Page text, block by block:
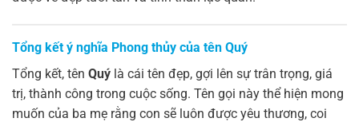
Tổng kết ý nghĩa Phong thủy của tên Quý
Tổng kết, tên Quý là cái tên đẹp, gợi lên sự trân trọng, giá
trị, thành công trong cuộc sống. Tên gọi này thể hiện mong
muốn của ba mẹ rằng con sẽ luôn được yêu thương, coi